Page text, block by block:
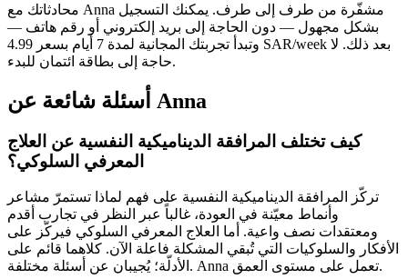
محادثاتك مع Anna مشفّرة من طرف إلى طرف. يمكنك التسجيل
بشكل مجهول — دون الحاجة إلى بريد إلكتروني أو رقم هاتف —
وتبدأ تجربتك المجانية لمدة 7 أيام بسعر 4.99 SAR/week بعد ذلك. لا
حاجة إلى بطاقة ائتمان للبدء.
أسئلة شائعة عن Anna
كيف تختلف المرافقة الديناميكية النفسية عن العلاج
المعرفي السلوكي؟
تركّز المرافقة الديناميكية النفسية على فهم لماذا تستمرّ مشاعر
وأنماط معيّنة في العودة، غالباً عبر النظر في تجارب أقدم
ومعتقدات نصف واعية. أما العلاج المعرفي السلوكي فيركّز على
الأفكار والسلوكيات التي تُبقي المشكلة فاعلة الآن. كلاهما قائم على
الأدلّة؛ يُجيبان عن أسئلة مختلفة. Anna تعمل على مستوى العمق.